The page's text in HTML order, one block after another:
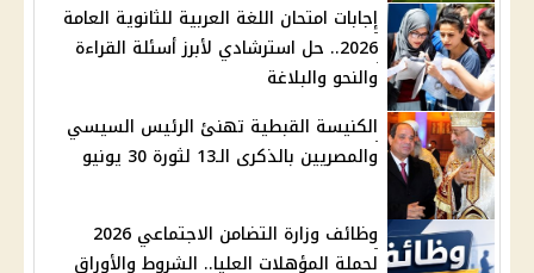
إجابات امتحان اللغة العربية للثانوية العامة
2026.. حل استرشادي لأبرز أسئلة القراءة
والنحو والبلاغة
الكنيسة القبطية تهنئ الرئيس السيسي
والمصريين بالذكرى الـ13 لثورة 30 يونيو
وظائف وزارة التضامن الاجتماعي 2026
لحملة المؤهلات العليا.. الشروط والأوراق